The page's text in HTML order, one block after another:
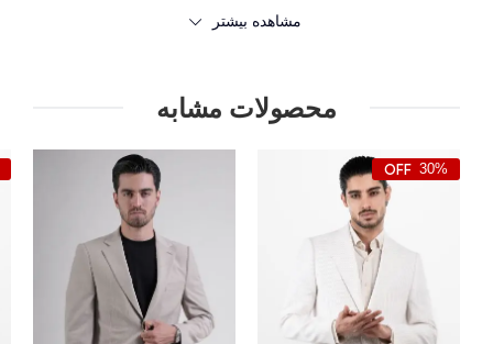
مشاهده بیشتر
محصولات مشابه
30%